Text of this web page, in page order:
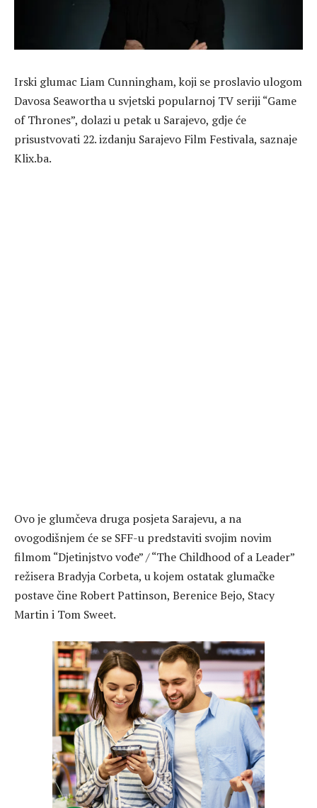
Irski glumac Liam Cunningham, koji se proslavio ulogom
Davosa Seawortha u svjetski popularnoj TV seriji “Game
of Thrones”, dolazi u petak u Sarajevo, gdje će
prisustvovati 22. izdanju Sarajevo Film Festivala, saznaje
Klix.ba.
Ovo je glumčeva druga posjeta Sarajevu, a na
ovogodišnjem će se SFF-u predstaviti svojim novim
filmom “Djetinjstvo vođe” / “The Childhood of a Leader”
režisera Bradyja Corbeta, u kojem ostatak glumačke
postave čine Robert Pattinson, Berenice Bejo, Stacy
Martin i Tom Sweet.